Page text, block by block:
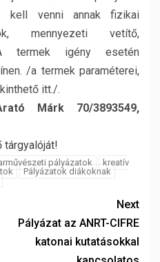
kell venni annak fizikai
mennyezeti vetítő,
termek igény esetén
/a termek paraméterei,
itt./.
Márk 70/3893549,
tárgyalóját!
pályázatok
kreatív
Pályázatok diákoknak
Next
Pályázat az ANRT-CIFRE
katonai kutatásokkal